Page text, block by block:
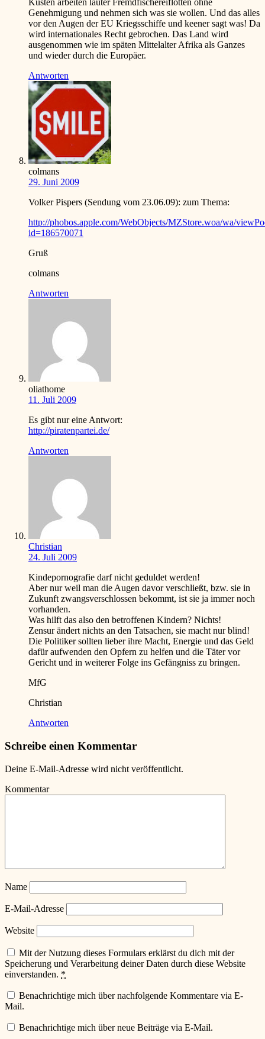
Küsten arbeiten lauter Fremdfischereiflotten ohne
Genehmigung und nehmen sich was sie wollen. Und das alles
vor den Augen der EU Kriegsschiffe und keener sagt was! Da
wird internationales Recht gebrochen. Das Land wird
ausgenommen wie im späten Mittelalter Afrika als Ganzes
und wieder durch die Europäer.
Antworten
colmans
29. Juni 2009
Volker Pispers (Sendung vom 23.06.09): zum Thema:
http://phobos.apple.com/WebObjects/MZStore.woa/wa/
id=186570071
Gruß
colmans
Antworten
oliathome
11. Juli 2009
Es gibt nur eine Antwort:
http://piratenpartei.de/
Antworten
Christian
24. Juli 2009
Kindepornografie darf nicht geduldet werden!
Aber nur weil man die Augen davor verschließt, bzw. sie in
Zukunft zwangsverschlossen bekommt, ist sie ja immer noch
vorhanden.
Was hilft das also den betroffenen Kindern? Nichts!
Zensur ändert nichts an den Tatsachen, sie macht nur blind!
Die Politiker sollten lieber ihre Macht, Energie und das Geld
dafür aufwenden den Opfern zu helfen und die Täter vor
Gericht und in weiterer Folge ins Gefängniss zu bringen.
MfG
Christian
Antworten
Schreibe einen Kommentar
Deine E-Mail-Adresse wird nicht veröffentlicht.
Kommentar
Name
E-Mail-Adresse
Website
Mit der Nutzung dieses Formulars erklärst du dich mit der
Speicherung und Verarbeitung deiner Daten durch diese Website
einverstanden. *
Benachrichtige mich über nachfolgende Kommentare via E-
Mail.
Benachrichtige mich über neue Beiträge via E-Mail.